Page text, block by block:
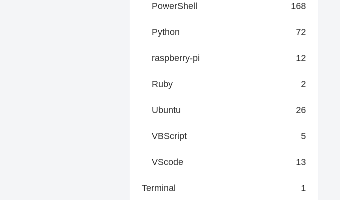
PowerShell 168
Python 72
raspberry-pi 12
Ruby 2
Ubuntu 26
VBScript 5
VScode 13
Terminal 1